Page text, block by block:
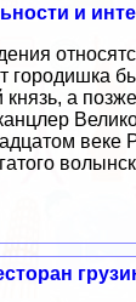
и
городишка
а
веке